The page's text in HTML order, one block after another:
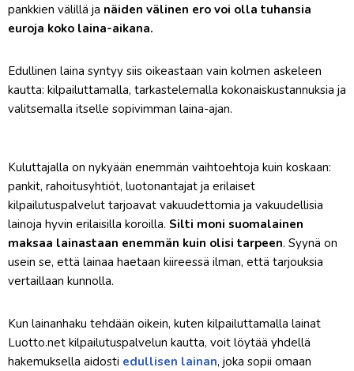
pankkien välillä ja näiden välinen ero voi olla tuhansia
euroja koko laina-aikana.
Edullinen laina syntyy siis oikeastaan vain kolmen askeleen
kautta: kilpailuttamalla, tarkastelemalla kokonaiskustannuksia ja
valitsemalla itselle sopivimman laina-ajan.
Kuluttajalla on nykyään enemmän vaihtoehtoja kuin koskaan:
pankit, rahoitusyhtiöt, luotonantajat ja erilaiset
kilpailutuspalvelut tarjoavat vakuudettomia ja vakuudellisia
lainoja hyvin erilaisilla koroilla. Silti moni suomalainen
maksaa lainastaan enemmän kuin olisi tarpeen. Syynä on
usein se, että lainaa haetaan kiireessä ilman, että tarjouksia
vertaillaan kunnolla.
Kun lainanhaku tehdään oikein, kuten kilpailuttamalla lainat
Luotto.net kilpailutuspalvelun kautta, voit löytää yhdellä
hakemuksella aidosti edullisen lainan, joka sopii omaan